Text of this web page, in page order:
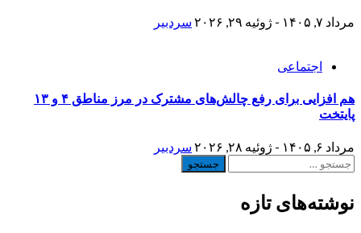
مرداد ۷, ۱۴۰۵ - ژوئیه ۲۹, ۲۰۲۶ سردبیر
اجتماعی
هم افزایی برای رفع چالش‌های مشترک در مرز مناطق ۴ و ۱۳
پایتخت
مرداد ۶, ۱۴۰۵ - ژوئیه ۲۸, ۲۰۲۶
سردبیر
جستجو
نوشته‌های تازه